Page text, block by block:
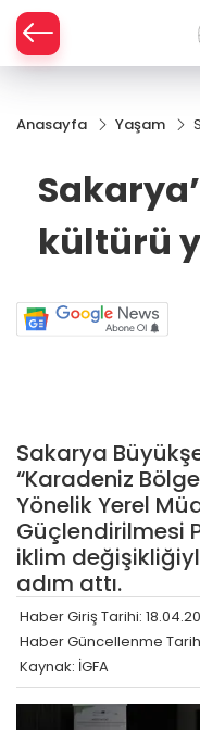
Anasayfa Yaşam
kültürü
Sakarya
“Karadeniz
Yönelik Yerel
Güçlendirilmesi
iklim
adım attı.
Haber Giriş Tarihi:
Haber Güncellenme
Kaynak: İGFA